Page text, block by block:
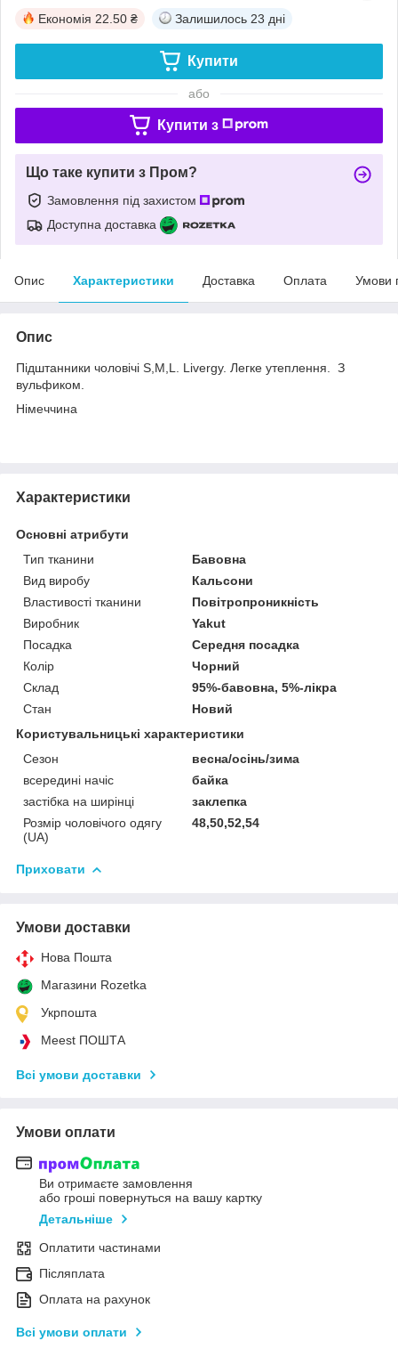
Економія 22.50 ₴ Залишилось 23 дні
Купити
або
Купити з
Що таке купити з Пром?
Замовлення під захистом
Доступна доставка
Опис Характеристики Доставка Оплата Умови
Опис
Підштанники чоловічі S,M,L. Livergy. Легке утеплення. З
вульфиком.
Німеччина
Характеристики
Основні атрибути
Тип тканини
Бавовна
Вид виробу
Кальсони
Властивості тканини
Повітропроникність
Виробник
Yakut
Посадка
Середня посадка
Колір
Чорний
Склад
95%-бавовна, 5%-лікра
Стан
Новий
Користувальницькі характеристики
Сезон
весна/осінь/зима
всередині начіс
байка
застібка на ширінці
заклепка
Розмір чоловічого одягу
(UA)
48,50,52,54
Приховати
Умови доставки
Нова Пошта
Магазини Rozetka
Укрпошта
Meest ПОШТА
Всі умови доставки
Умови оплати
Ви отримаєте замовлення
або гроші повернуться на вашу картку
Детальніше
Оплатити частинами
Післяплата
Оплата на рахунок
Всі умови оплати